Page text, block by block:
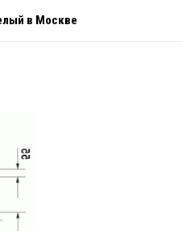
в Москве